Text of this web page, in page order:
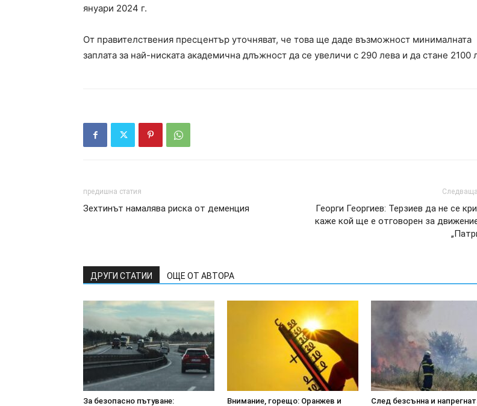
януари 2024 г.
От правителствения пресцентър уточняват, че това ще даде възможност минималната
заплата за най-ниската академична длъжност да се увеличи с 290 лева и да стане 2100
предишна статия
Зехтинът намалява риска от деменция
Следваща
Георги Георгиев: Терзиев да не се
каже кой ще е отговорен за
ДРУГИ СТАТИИ ОЩЕ ОТ АВТОРА
За безопасно пътуване:
Внимание, горещо: Оранжев и
След безсънна и